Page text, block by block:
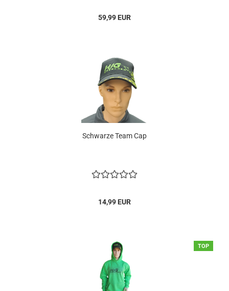
59,99 EUR
Schwarze Team Cap
14,99 EUR
TOP